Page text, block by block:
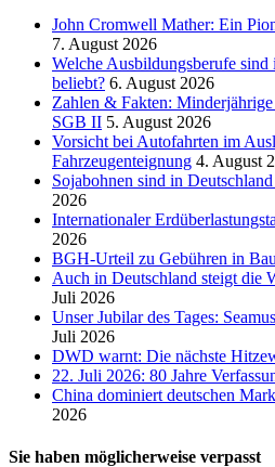
John Cromwell Mather: Ein
7. August 2026
Welche Ausbildungsberufe sind
beliebt? 6. August 2026
Zahlen & Fakten:
SGB II 5. August 2026
Vorsicht bei Autofahrten im
Fahrzeugenteignung 4. August
Sojabohnen sind in
2026
Internationaler
2026
BGH-Urteil zu Gebühren in
Auch in Deutschland steigt die
Juli 2026
Unser Jubilar des Tages:
Juli 2026
DWD warnt: Die nächste
22. Juli 2026: 80 Jahre
China dominiert deutschen
2026
Sie haben möglicherweise verpasst